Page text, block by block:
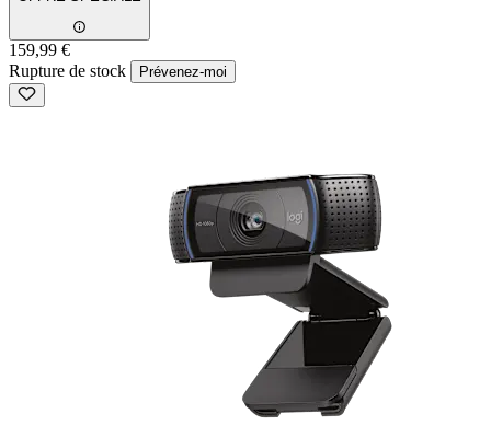
159,99 €
Rupture de stock
Prévenez-moi